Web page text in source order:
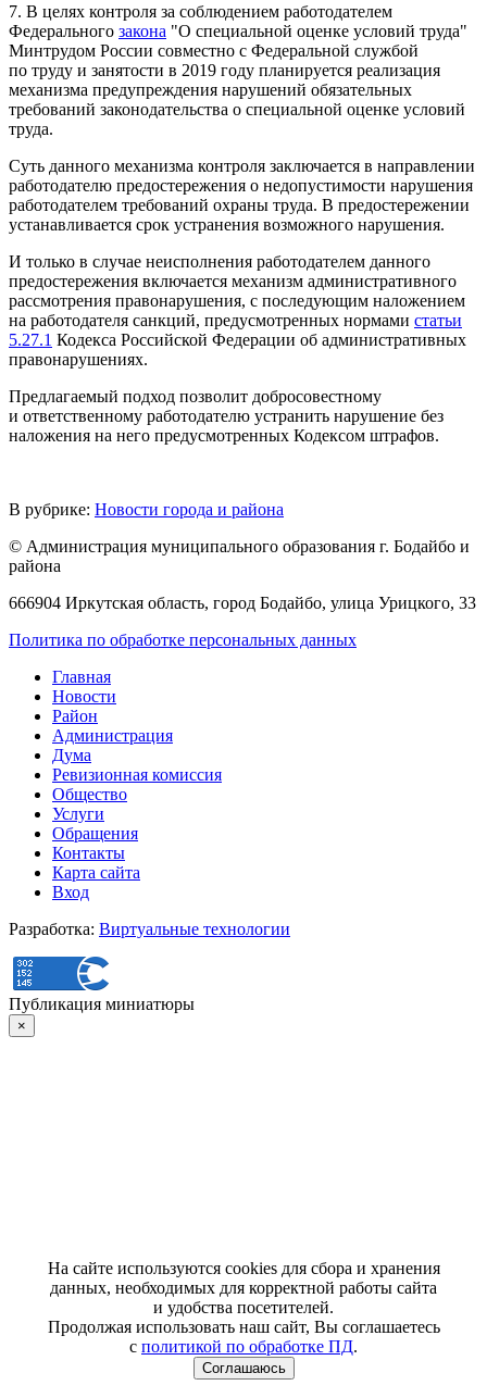
7. В целях контроля за соблюдением работодателем
Федерального закона "О специальной оценке условий труда"
Минтрудом России совместно с Федеральной службой
по труду и занятости в 2019 году планируется реализация
механизма предупреждения нарушений обязательных
требований законодательства о специальной оценке условий
труда.
Суть данного механизма контроля заключается в направлении
работодателю предостережения о недопустимости нарушения
работодателем требований охраны труда. В предостережении
устанавливается срок устранения возможного нарушения.
И только в случае неисполнения работодателем данного
предостережения включается механизм административного
рассмотрения правонарушения, с последующим наложением
на работодателя санкций, предусмотренных нормами статьи
5.27.1 Кодекса Российской Федерации об административных
правонарушениях.
Предлагаемый подход позволит добросовестному
и ответственному работодателю устранить нарушение без
наложения на него предусмотренных Кодексом штрафов.
В рубрике: Новости города и района
© Администрация муниципального образования г. Бодайбо и
района
666904 Иркутская область, город Бодайбо, улица Урицкого, 33
Политика по обработке персональных данных
Главная
Новости
Район
Администрация
Дума
Ревизионная комиссия
Общество
Услуги
Обращения
Контакты
Карта сайта
Вход
Разработка: Виртуальные технологии
Публикация миниатюры
×
На сайте используются cookies для сбора и хранения
данных, необходимых для корректной работы сайта
и удобства посетителей.
Продолжая использовать наш сайт, Вы соглашаетесь
с политикой по обработке ПД.
Соглашаюсь